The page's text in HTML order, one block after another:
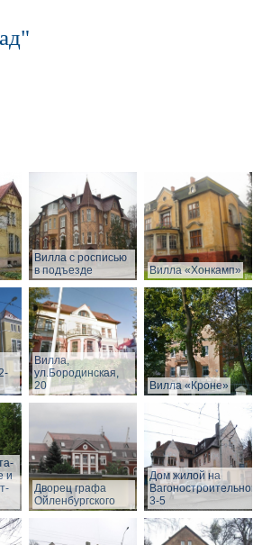
Вилла с росписью
в подъезде
Вилла «Хонкамп»
Вилла,
ул.Бородинская,
20
Вилла «Кроне»
и
Дворец графа
Ойленбургского
Дом жилой на
Вагоностроительной
3-5